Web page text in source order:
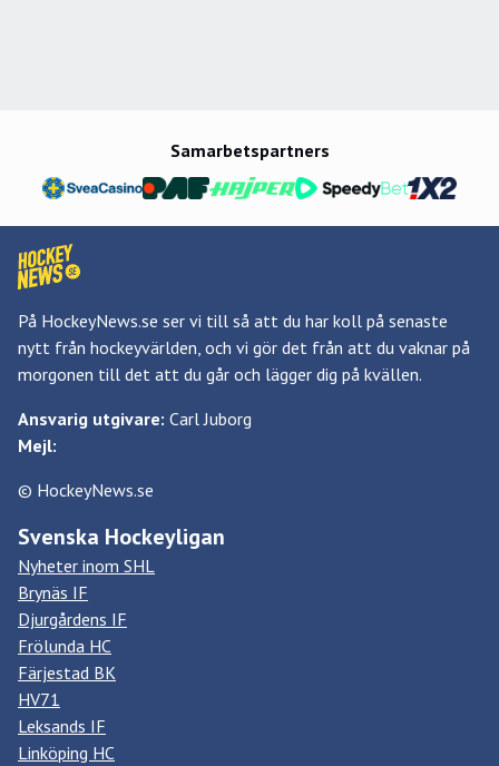
Samarbetspartners
På HockeyNews.se ser vi till så att du har koll på senaste
nytt från hockeyvärlden, och vi gör det från att du vaknar på
morgonen till det att du går och lägger dig på kvällen.
Ansvarig utgivare: Carl Juborg
Mejl:
© HockeyNews.se
Svenska Hockeyligan
Nyheter inom SHL
Brynäs IF
Djurgårdens IF
Frölunda HC
Färjestad BK
HV71
Leksands IF
Linköping HC